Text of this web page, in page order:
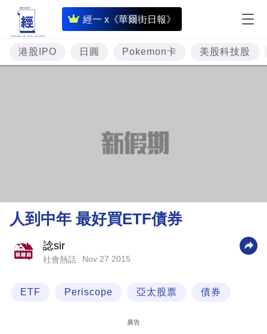
經一 x《華爾街日報》
即
時
財
經
理
財
業
港股IPO 日圓 Pokemon卡 美股科技股
人到中年 最好買ETF債券
諗sir
社會熱話 Nov 27 2015
ETF Periscope 亞太股票 債券
廣告